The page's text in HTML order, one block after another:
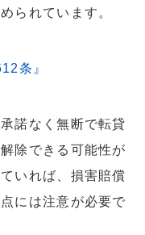
られています。
条』
諾なく無断で転貸
除できる可能性が
いれば、損害賠償
には注意が必要で